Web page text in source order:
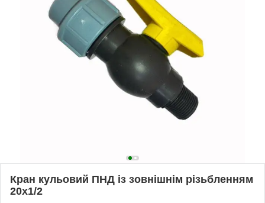
Кран кульовий ПНД із зовнішнім різьбленням
20х1/2